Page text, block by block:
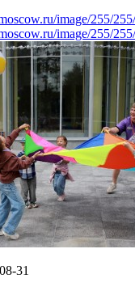
image/255/
image/255/
31